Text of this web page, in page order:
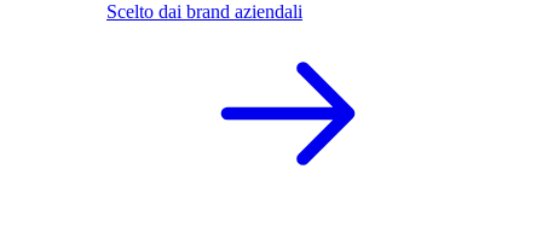
Scelto dai brand aziendali